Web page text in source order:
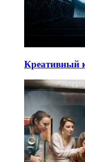
Креативный